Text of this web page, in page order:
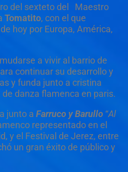
del sexteto del Maestro
Tomatito, con el que
hoy por Europa, América,
a vivir al barrio de
continuar su desarrollo y
y funda junto a cristina
danza flamenca en paris.
junto a Farruco y Barullo“Al
representado en el
y el Festival de Jerez, entre
un gran éxito de público y